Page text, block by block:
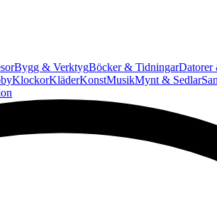
Bygg & VerktygBöcker & TidningarDatorer
KlockorKläderKonstMusikMynt & Sedlar